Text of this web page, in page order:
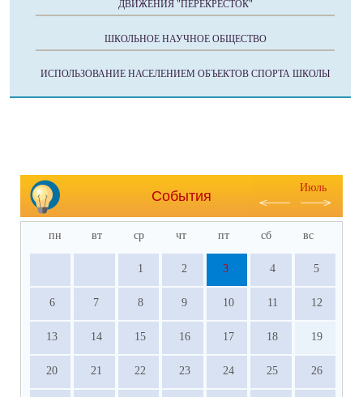
ДВИЖЕНИЯ "ПЕРЕКРЕСТОК"
ШКОЛЬНОЕ НАУЧНОЕ ОБЩЕСТВО
ИСПОЛЬЗОВАНИЕ НАСЕЛЕНИЕМ ОБЪЕКТОВ СПОРТА ШКОЛЫ
События
Июль
пн вт ср чт пт сб вс
1 2 3 4 5
6 7 8 9 10 11 12
13 14 15 16 17 18 19
20 21 22 23 24 25 26